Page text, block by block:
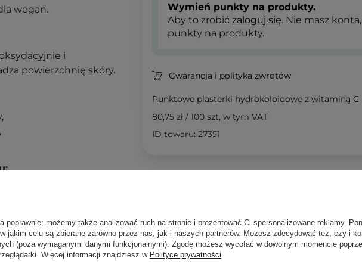
wegan.
i
powierzchnię skóry.
a następnie przyklej go
Pozostaw na
kolejny, jeśli czujesz
Wymień punkty na produkty.
Aby to zrobić zaloguj się. Nie masz konta,
punkty na produkty.
Gwarancja i polityka zwrotów
Punktowe plasterki hydrokoloidowe z witaminą C
80,75 zł / 100 szt, w tym VAT
ID towaru: 27351
Podobne produkty
poprawnie; możemy także analizować ruch na stronie i prezentować Ci spersonalizowane reklamy.
jakim celu są zbierane zarówno przez nas, jak i naszych partnerów. Możesz zdecydować też, czy i
(poza wymaganymi danymi funkcjonalnymi). Zgodę możesz wycofać w dowolnym momencie
Więcej informacji znajdziesz w Polityce prywatności.